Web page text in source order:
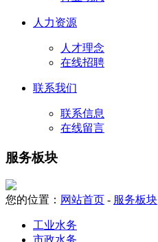
人力资源
人才理念
在线招聘
联系我们
联系信息
在线留言
服务板块
您的位置： 网站首页 - 服务板块
工业水务